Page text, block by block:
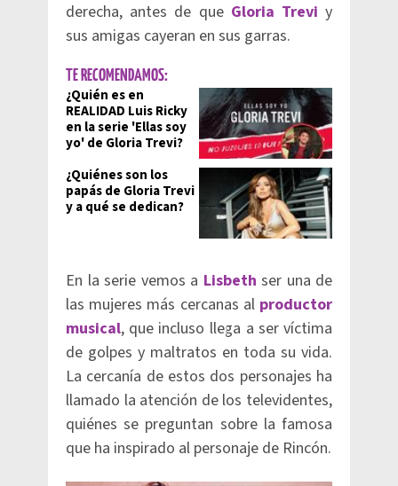
derecha, antes de que Gloria Trevi y
sus amigas cayeran en sus garras.
TE RECOMENDAMOS:
¿Quién es en
REALIDAD Luis Ricky
en la serie 'Ellas soy
yo' de Gloria Trevi?
¿Quiénes son los
papás de Gloria Trevi
y a qué se dedican?
En la serie vemos a Lisbeth ser una de
las mujeres más cercanas alproductor
musical, que incluso llega a ser víctima
de golpes y maltratos en toda su vida.
La cercanía de estos dos personajes ha
llamado la atención de los televidentes,
quiénes se preguntan sobre la famosa
que ha inspirado al personaje de Rincón.